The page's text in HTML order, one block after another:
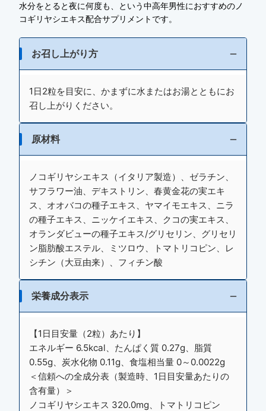
水分をとると夜に何度も、という中高年男性におすすめのノ
コギリヤシエキス配合サプリメントです。
お召し上がり方
1日2粒を目安に、かまずに水またはお湯とともにお
召し上がりください。
原材料
ノコギリヤシエキス（イタリア製造）、ゼラチン、
サフラワー油、デキストリン、春黄金花の実エキ
ス、オオバコの種子エキス、ヤマイモエキス、ニラ
の種子エキス、ニッケイエキス、クコの実エキス、
オランダビューの種子エキス/グリセリン、グリセリ
ン脂肪酸エステル、ミツロウ、トマトリコピン、レ
シチン（大豆由来）、フィチン酸
栄養成分表示
【1日目安量（2粒）あたり】
エネルギー 6.5kcal、たんぱく質 0.27g、脂質
0.55g、炭水化物 0.11g、食塩相当量 0～0.0022g
＜信頼への全成分表（製造時、1日目安量あたりの
含有量）＞
ノコギリヤシエキス 320.0mg、トマトリコピン